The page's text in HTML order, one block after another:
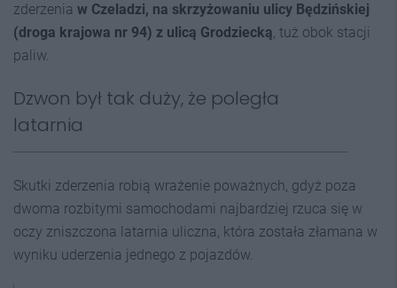
zderzenia w Czeladzi, na skrzyżowaniu ulicy Będzińskiej
(droga krajowa nr 94) z ulicą Grodziecką, tuż obok stacji
paliw.
Dzwon był tak duży, że poległa
latarnia
Skutki zderzenia robią wrażenie poważnych, gdyż poza
dwoma rozbitymi samochodami najbardziej rzuca się w
oczy zniszczona latarnia uliczna, która została złamana w
wyniku uderzenia jednego z pojazdów.